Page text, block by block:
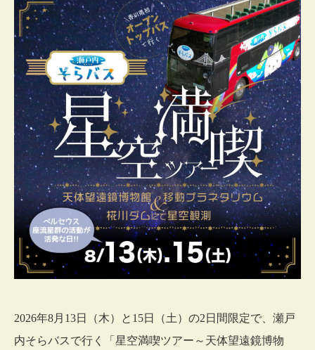
2026年8月13日（木）と15日（土）の2日間限定で、瀬戸
内そらバスで行く「星空満喫ツアー～天体望遠鏡博物